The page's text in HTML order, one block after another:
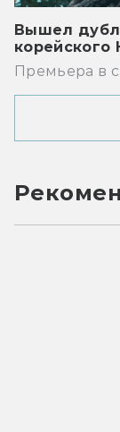
Вышел
Премьера в